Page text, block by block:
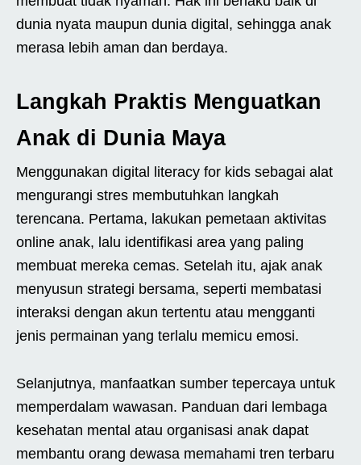
dunia nyata maupun dunia digital, sehingga anak
merasa lebih aman dan berdaya.
Langkah Praktis Menguatkan
Anak di Dunia Maya
Menggunakan digital literacy for kids sebagai alat
mengurangi stres membutuhkan langkah
terencana. Pertama, lakukan pemetaan aktivitas
online anak, lalu identifikasi area yang paling
membuat mereka cemas. Setelah itu, ajak anak
menyusun strategi bersama, seperti membatasi
interaksi dengan akun tertentu atau mengganti
jenis permainan yang terlalu memicu emosi.
Selanjutnya, manfaatkan sumber tepercaya untuk
memperdalam wawasan. Panduan dari lembaga
kesehatan mental atau organisasi anak dapat
membantu orang dewasa memahami tren terbaru